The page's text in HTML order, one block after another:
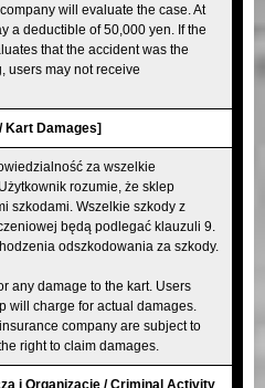
will evaluate the case. At
a deductible of 50,000 yen. If the
that the accident was the
users may not receive
Kart Damages]
za wszelkie
rozumie, że sklep
szkodami. Wszelkie szkody z
będą podlegać klauzuli 9.
odszkodowania za szkody.
any damage to the kart. Users
will charge for actual damages.
company are subject to
right to claim damages.
i Organizacje / Criminal Activity